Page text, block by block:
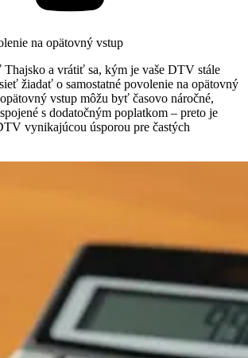
na opätovný vstup
a vrátiť sa, kým je vaše DTV stále
žiadať o samostatné povolenie na opätovný
vstup môžu byť časovo náročné,
s dodatočným poplatkom – preto je
vynikajúcou úsporou pre častých